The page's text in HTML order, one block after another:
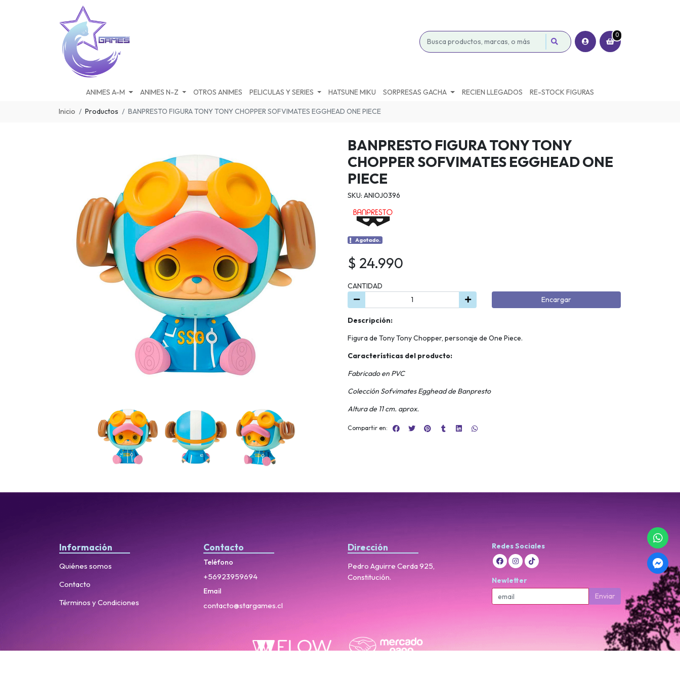
0
ANIMES A-M ANIMES N-Z OTROS ANIMES PELICULAS Y SERIES HATSUNE MIKU SORPRESAS GACHA RECIEN LLEGADOS RE-STOCK FIGURAS
Inicio Productos BANPRESTO FIGURA TONY TONY CHOPPER SOFVIMATES EGGHEAD ONE PIECE
BANPRESTO FIGURA TONY TONY
CHOPPER SOFVIMATES EGGHEAD ONE
PIECE
SKU: ANIOJ0396
Agotado.
$ 24.990
CANTIDAD
Encargar
Descripción:
Figura de Tony Tony Chopper, personaje de One Piece.
Características del producto:
Fabricado en PVC
Colección Sofvimates Egghead de Banpresto
Altura de 11 cm. aprox.
Compartir en:
Información
Quiénes somos
Contacto
Términos y Condiciones
Contacto
Teléfono
+56923959694
Email
contacto@stargames.cl
Dirección
Pedro Aguirre Cerda 925,
Constitución.
Redes Sociales
Newletter
Enviar